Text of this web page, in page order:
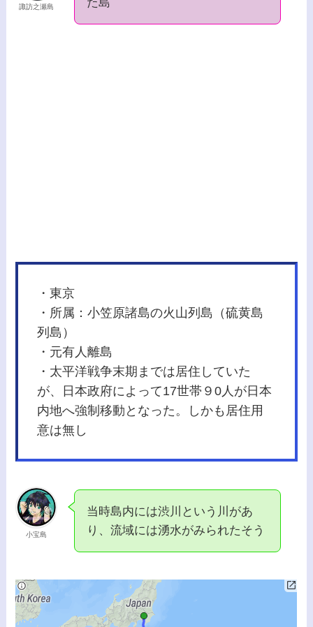
諏訪之瀬島
・東京
・所属：小笠原諸島の火山列島（硫黄島
列島）
・元有人離島
・太平洋戦争末期までは居住していた
が、日本政府によって17世帯９0人が日本
内地へ強制移動となった。しかも居住用
意は無し
小宝島
当時島内には渋川という川があ
り、流域には湧水がみられたそう